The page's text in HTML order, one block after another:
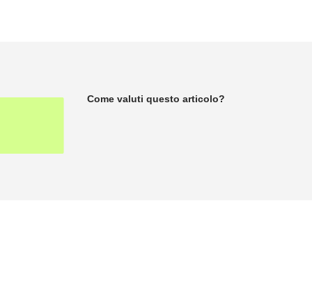
Come valuti questo articolo?